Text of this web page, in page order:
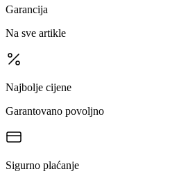
Garancija
Na sve artikle
Najbolje cijene
Garantovano povoljno
Sigurno plaćanje